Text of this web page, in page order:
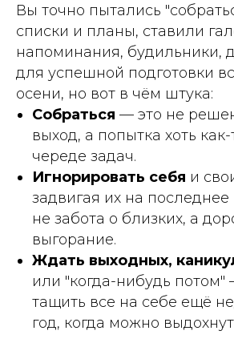
Вы точно пытались
списки и планы, ставили
напоминания, будильники,
для успешной подготовки
осени, но вот в чём штука:
Собраться — это не
выход, а попытка хоть
череде задач.
Игнорировать себя и
задвигая их на
не забота о близких, а
выгорание.
Ждать выходных,
или "когда-нибудь потом"
тащить все на себе ещё
год, когда можно